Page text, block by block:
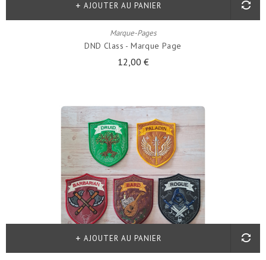
Marque-Pages
DND Class - Marque Page
12,00 €
AJOUTER AU PANIER
AJOUTER AU PANIER